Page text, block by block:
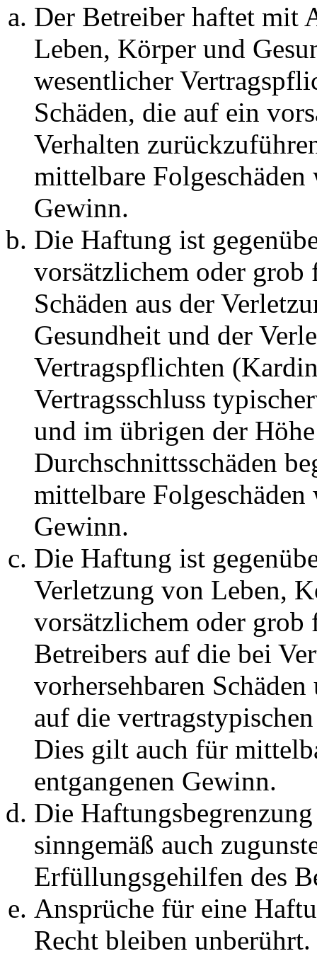
Der Betreiber haftet mit
Leben, Körper und
wesentlicher
Schäden, die auf ein
Verhalten
mittelbare Folgeschäden
Gewinn.
Die Haftung ist
vorsätzlichem oder grob
Schäden aus der
Gesundheit und der
Vertragspflichten
Vertragsschluss
und im übrigen der
Durchschnittsschäden
mittelbare Folgeschäden
Gewinn.
Die Haftung ist
Verletzung von Leben,
vorsätzlichem oder grob
Betreibers auf die bei
vorhersehbaren
auf die
Dies gilt auch für
entgangenen Gewinn.
Die
sinngemäß auch
Erfüllungsgehilfen des
Ansprüche für eine
Recht bleiben unberührt.